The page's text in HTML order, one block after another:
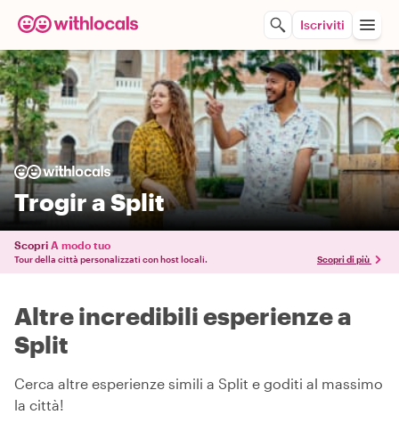
Iscriviti
Trogir a Split
Scopri A modo tuo
Tour della città personalizzati con host locali. Scopri di più
Altre incredibili esperienze a
Split
Cerca altre esperienze simili a Split e goditi al massimo
la città!